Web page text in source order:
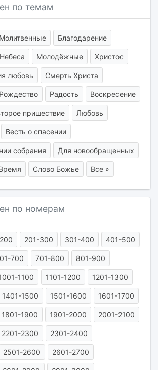
по темам
Молитвенные Благодарение
Небеса Молодёжные Христос
любовь Смерть Христа
Рождество Радость Воскресение
пришествие Любовь
Весть о спасении
собрания Для новообращенных
Слово Божье Все »
по номерам
201-300 301-400 401-500
700 701-800 801-900
1100 1101-1200 1201-1300
1401-1500 1501-1600 1601-1700
1801-1900 1901-2000 2001-2100
2201-2300 2301-2400
2501-2600 2601-2700